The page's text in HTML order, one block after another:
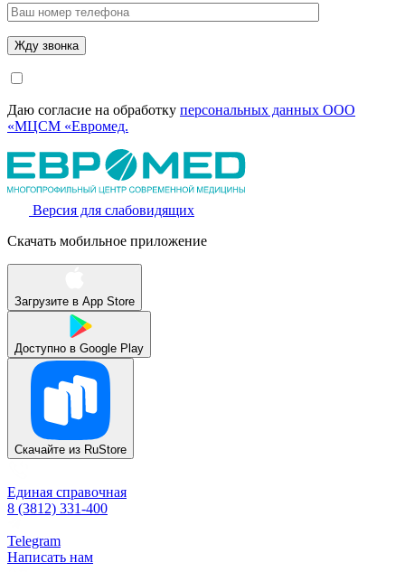
Даю согласие на обработку персональных данных ООО
«МЦСМ «Евромед.
Версия для слабовидящих
Скачать мобильное приложение
Загрузите в App Store
Доступно в Google Play
Скачайте из RuStore
Единая справочная
8 (3812) 331-400
Telegram
Написать нам